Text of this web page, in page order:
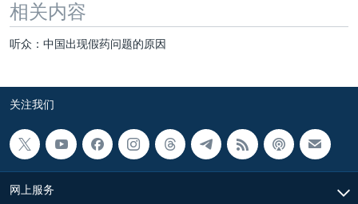
相关内容
听众：中国出现假药问题的原因
关注我们
网上服务